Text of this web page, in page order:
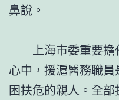
鼻說。
上海市委重要擔
心中，援滬醫務職
困扶危的親人。全